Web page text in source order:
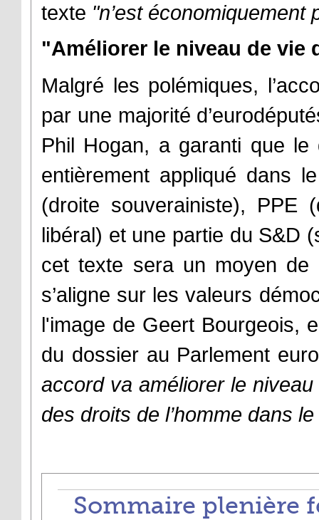
texte "n’est économiquement
"Améliorer le niveau de vie
Malgré les polémiques,
par une majorité
Phil Hogan, a garanti que
entièrement appliqué dans
(droite souverainiste), PPE
libéral) et une partie du S&D
cet texte sera un moyen de
s’aligne sur les valeurs
l'image de Geert Bourgeois,
du dossier au Parlement
accord va améliorer le
des droits de l’homme dans
Sommaire plenière